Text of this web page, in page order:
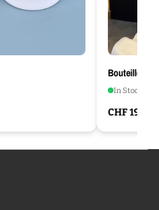
Bouteille
In Stock
CHF 19.95